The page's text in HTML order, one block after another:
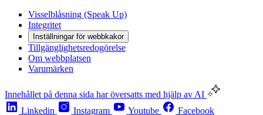
Visselblåsning (Speak Up)
Integritet
Inställningar för webbkakor
Tillgänglighetsredogörelse
Om webbplatsen
Varumärken
Innehållet på denna sida har översatts med hjälp av AI
Linkedin
Instagram Youtube Facebook